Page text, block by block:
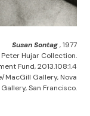
Susan Sontag, 1977
Hujar Collection.
Fund, 2013.108:1.4
MacGill Gallery, Nova
San Francisco.